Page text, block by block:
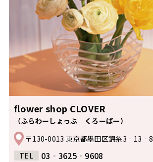
flower shop CLOVER
（ふらわーしょっぷ くろーばー）
〒130-0013 東京都墨田区錦糸3‐13‐8
TEL
03‐3625‐9608